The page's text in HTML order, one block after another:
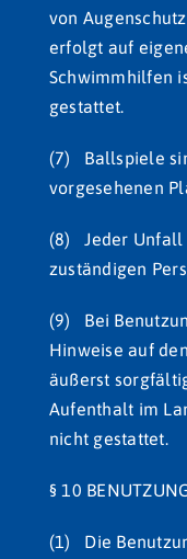
von
erfolgt auf
Schwimmhilfen
gestattet.
(7) Ballspiele
vorgesehenen
(8) Jeder Unfall
zuständigen
(9) Bei
Hinweise auf
äußerst
Aufenthalt im
nicht gestattet.
§ 10
(1) Die